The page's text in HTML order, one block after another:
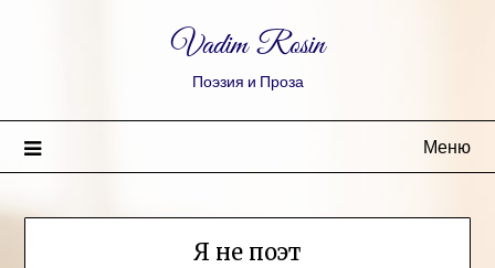
Vadim Rosin
Поэзия и Проза
Меню
Я не поэт